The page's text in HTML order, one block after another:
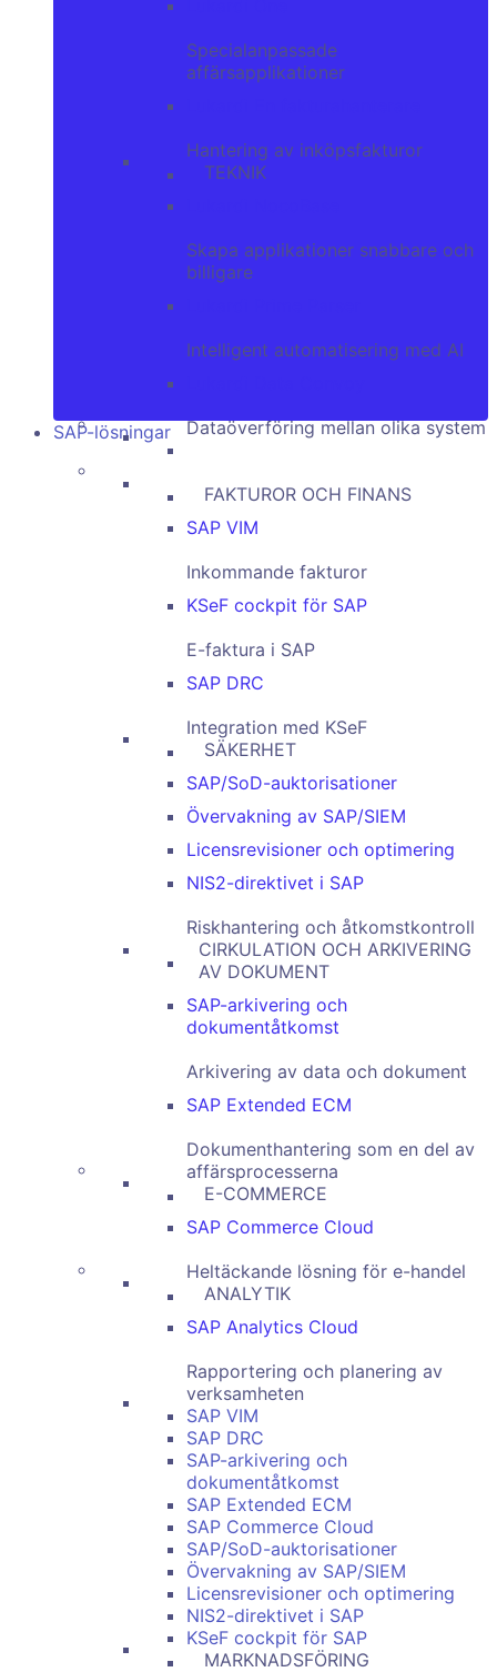
Specialanpassade
affärsapplikationer
Hantering av inköpsfakturor
TEKNIK
Skapa applikationer snabbare och
billigare
Intelligent automatisering med AI
Dataöverföring mellan olika system
SAP-lösningar
FAKTUROR OCH FINANS
SAP VIM
Inkommande fakturor
KSeF cockpit för SAP
E-faktura i SAP
SAP DRC
Integration med KSeF
SÄKERHET
SAP/SoD-auktorisationer
Övervakning av SAP/SIEM
Licensrevisioner och optimering
NIS2-direktivet i SAP
Riskhantering och åtkomstkontroll
CIRKULATION OCH ARKIVERING
AV DOKUMENT
SAP-arkivering och
dokumentåtkomst
Arkivering av data och dokument
SAP Extended ECM
Dokumenthantering som en del av
affärsprocesserna
E-COMMERCE
SAP Commerce Cloud
Heltäckande lösning för e-handel
ANALYTIK
SAP Analytics Cloud
Rapportering och planering av
verksamheten
SAP VIM
SAP DRC
SAP-arkivering och
dokumentåtkomst
SAP Extended ECM
SAP Commerce Cloud
SAP/SoD-auktorisationer
Övervakning av SAP/SIEM
Licensrevisioner och optimering
NIS2-direktivet i SAP
KSeF cockpit för SAP
MARKNADSFÖRING